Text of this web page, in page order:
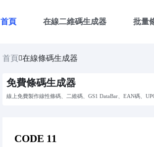
首頁 在線二維碼生成器 批量
首頁 在線條碼生成器
免費條碼生成器
線上免費製作線性條碼、二維碼、GS1 DataBar、EAN碼、
CODE 11